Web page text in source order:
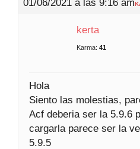
01/06/2021 a las 9:16 am
kerta
Karma: 41
Hola
Siento las molestias,
Acf deberia ser la 5.9.6
cargarla parece ser la
5.9.5